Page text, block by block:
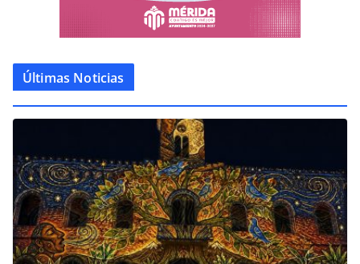
Últimas Noticias